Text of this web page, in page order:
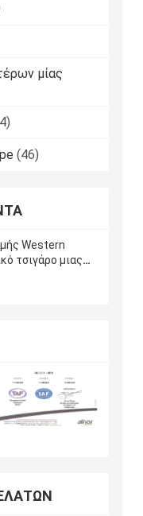
μίας
(46)
Western
τσιγάρο μιας